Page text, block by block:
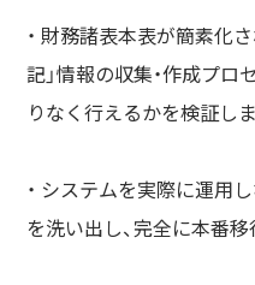
・ 財務諸表本表が簡素化
記」情報の収集・作成プロ
りなく行えるかを検証しま
・ システムを実際に運用
を洗い出し、完全に本番